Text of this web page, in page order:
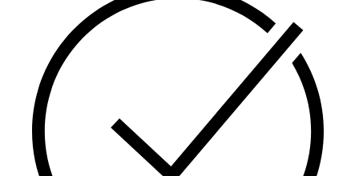
მუშაობს უსაფრთხო Zigbee პროტოკოლით და
აქვს გადატვირთვისაგან დაცვის მექანიზმი.
იდეალურია სახლის ავტომატიზაციისა და
ელექტროენერგიის დასაზოგად.